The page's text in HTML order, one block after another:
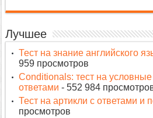
Лучшее
Тест на знание английского
959 просмотров
Conditionals: тест на
ответами - 552 984
Тест на артикли с ответами и
просмотров